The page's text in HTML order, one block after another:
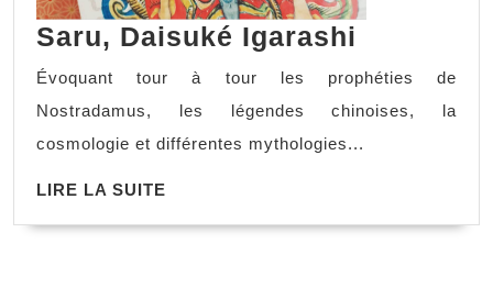
Saru, Daisuké Igarashi
Évoquant tour à tour les prophéties de
Nostradamus, les légendes chinoises, la
cosmologie et différentes mythologies...
LIRE LA SUITE